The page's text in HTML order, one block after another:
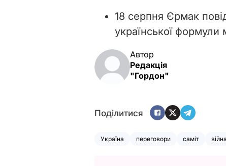
18 серпня Єрмак
української
Автор
Редакція
"Гордон"
Поділитися
Україна переговори саміт